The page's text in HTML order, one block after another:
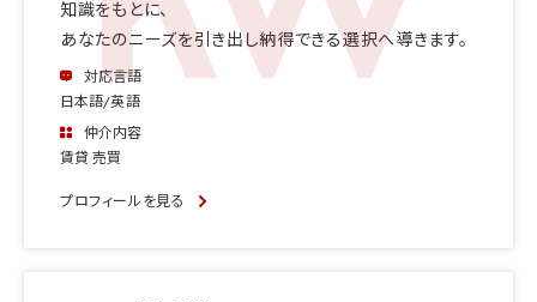
知識をもとに、
あなたのニーズを引き出し納得できる選択へ導きます。
対応言語
日本語/英語
仲介内容
賃貸 売買
プロフィールを見る